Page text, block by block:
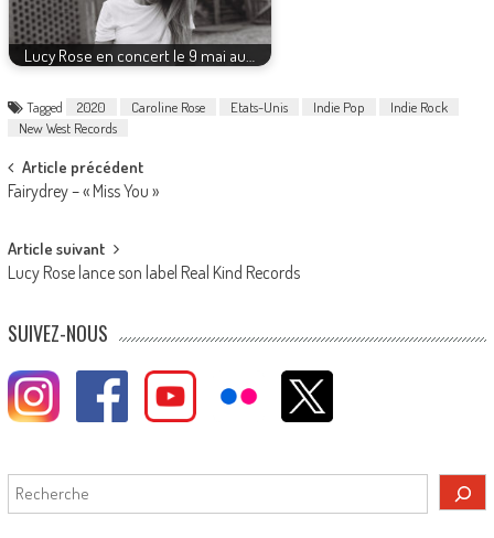
Lucy Rose en concert le 9 mai au…
Tagged 2020 Caroline Rose Etats-Unis Indie Pop
Indie Rock
New West Records
Post
navigation
Article précédent
Fairydrey – « Miss You »
Article suivant
Lucy Rose lance son label Real Kind Records
SUIVEZ-NOUS
Rechercher